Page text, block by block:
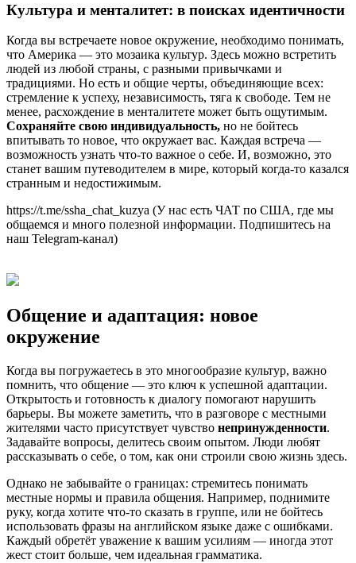
Культура и менталитет: в поисках идентичности
Когда вы встречаете новое окружение, необходимо понимать,
что Америка — это мозаика культур. Здесь можно встретить
людей из любой страны, с разными привычками и
традициями. Но есть и общие черты, объединяющие всех:
стремление к успеху, независимость, тяга к свободе. Тем не
менее, расхождение в менталитете может быть ощутимым.
Сохраняйте свою индивидуальность, но не бойтесь
впитывать то новое, что окружает вас. Каждая встреча —
возможность узнать что-то важное о себе. И, возможно, это
станет вашим путеводителем в мире, который когда-то казался
странным и недостижимым.
https://t.me/ssha_chat_kuzya (У нас есть ЧАТ по США, где мы
общаемся и много полезной информации. Подпишитесь на
наш Telegram-канал)
Общение и адаптация: новое
окружение
Когда вы погружаетесь в это многообразие культур, важно
помнить, что общение — это ключ к успешной адаптации.
Открытость и готовность к диалогу помогают нарушить
барьеры. Вы можете заметить, что в разговоре с местными
жителями часто присутствует чувство непринужденности.
Задавайте вопросы, делитесь своим опытом. Люди любят
рассказывать о себе, о том, как они строили свою жизнь здесь.
Однако не забывайте о границах: стремитесь понимать
местные нормы и правила общения. Например, поднимите
руку, когда хотите что-то сказать в группе, или не бойтесь
использовать фразы на английском языке даже с ошибками.
Каждый обретёт уважение к вашим усилиям — иногда этот
жест стоит больше, чем идеальная грамматика.